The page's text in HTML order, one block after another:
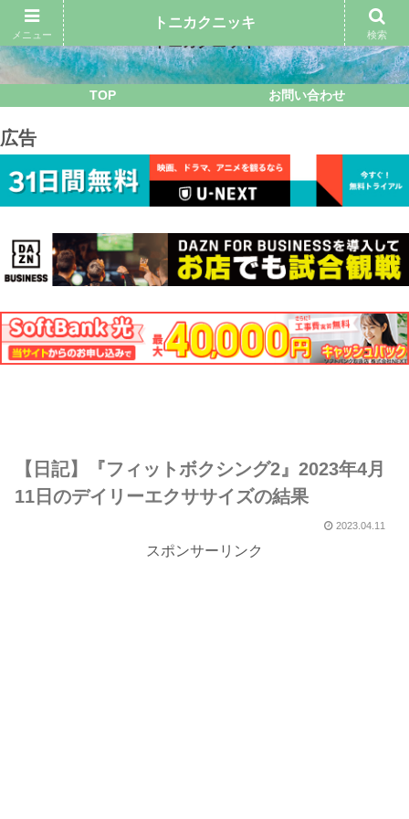
TOP お問い合わせ
広告
【日記】『フィットボクシング2』2023年4月
11日のデイリーエクササイズの結果
2023.04.11
スポンサーリンク
メニュー
トニカクニッキ
検索